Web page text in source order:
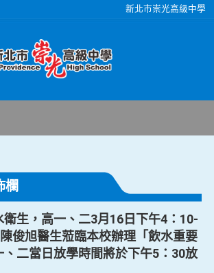
新北市崇光高級中學
欄
生，高一、二3月16日下午4：10-
俊旭醫生蒞臨本校辦理「飲水重要
二當日放學時間將於下午5：30放